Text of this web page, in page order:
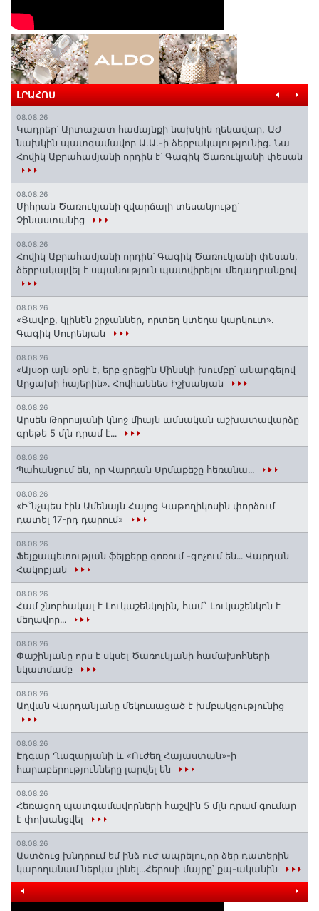
ԼՐԱՀՈՍ
08.08.26
Կադրեր՝ Արտաշատ համայնքի նախկին ղեկավար, ԱԺ
նախկին պատգամավոր Ա.Ա.-ի ձերբակալությունից. Նա
Հովիկ Աբրահամյանի որդին է՝ Գագիկ Ծառուկյանի փեսան
08.08.26
Միհրան Ծառուկյանի զվարճալի տեսանյութը՝
Չինաստանից
08.08.26
Հովիկ Աբրահամյանի որդին՝ Գագիկ Ծառուկյանի փեսան,
ձերբակալվել է սպանություն պատվիրելու մեղադրանքով
08.08.26
«Ցավոք, կլինեն շրջաններ, որտեղ կտեղա կարկուտ»․
Գագիկ Սուրենյան
08.08.26
«Այսօր այն օրն է, երբ ցրեցին Մինսկի խումբը՝ անարգելով
Արցախի հայերին»․ Հովհաննես Իշխանյան
08.08.26
Արսեն Թորոսյանի կնոջ միայն ամսական աշխատավարձը
գրեթե 5 մլն դրամ է․․․
08.08.26
Պահանջում են, որ Վարդան Սրմաքեշը հեռանա․․․
08.08.26
«Ի՞նչպես էին Ամենայն Հայոց Կաթողիկոսին փորձում
դատել 17-րդ դարում»
08.08.26
Ֆեյքապետության ֆեյքերը գոռում -գոչում են․․․ Վարդան
Հակոբյան
08.08.26
Համ շնորհակալ է Լուկաշենկոյին, համ` Լուկաշենկոն է
մեղավոր․․․
08.08.26
Փաշինյանը որս է սկսել Ծառուկյանի համախոհների
նկատմամբ
08.08.26
Աղվան Վարդանյանը մեկուսացած է խմբակցությունից
08.08.26
Էդգար Ղազարյանի և «Ուժեղ Հայաստան»-ի
հարաբերությունները լարվել են
08.08.26
Հեռացող պատգամավորների հաշվին 5 մլն դրամ գումար
է փոխանցվել
08.08.26
Աստծուց խնդրում եմ ինձ ուժ ապրելու,որ ձեր դատերին
կարողանամ ներկա լինել․․․Հերոսի մայրը՝ քպ-ականին